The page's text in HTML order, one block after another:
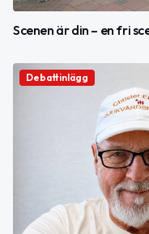
Scenen är din – en fri
Debattinlägg